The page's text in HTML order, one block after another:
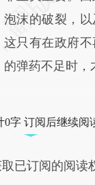
泡沫的破裂，以
这只有在政府
的弹药不足时，
0字 订阅后继续阅
已订阅的阅读